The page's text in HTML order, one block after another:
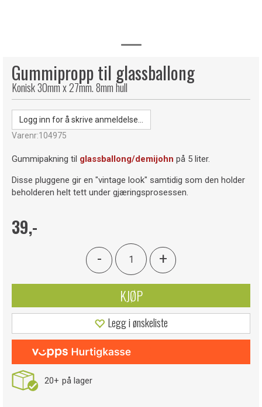
Gummipropp til glassballong
Konisk 30mm x 27mm. 8mm hull
Logg inn for å skrive anmeldelse...
Varenr:104975
Gummipakning til glassballong/demijohn på 5 liter.
Disse pluggene gir en "vintage look" samtidig som den holder
beholderen helt tett under gjæringsprosessen.
39,-
- +
KJØP
Legg i ønskeliste
20+ på lager